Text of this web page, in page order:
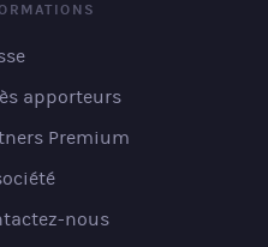
apporteurs
Premium
nous